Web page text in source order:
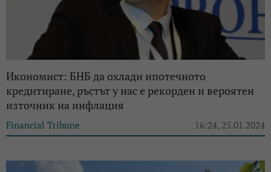
Икономист: БНБ да охлади ипотечното
кредитиране, ръстът у нас е рекорден и вероятен
източник на инфлация
Financial Tribune 16:24, 25.01.2024